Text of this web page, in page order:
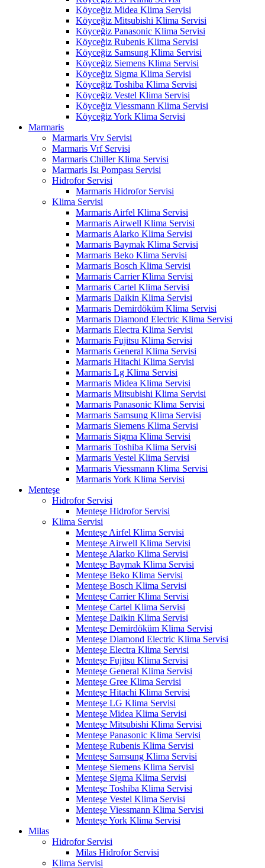
Köyceğiz Midea Klima Servisi
Köyceğiz Mitsubishi Klima Servisi
Köyceğiz Panasonic Klima Servisi
Köyceğiz Rubenis Klima Servisi
Köyceğiz Samsung Klima Servisi
Köyceğiz Siemens Klima Servisi
Köyceğiz Sigma Klima Servisi
Köyceğiz Toshiba Klima Servisi
Köyceğiz Vestel Klima Servisi
Köyceğiz Viessmann Klima Servisi
Köyceğiz York Klima Servisi
Marmaris
Marmaris Vrv Servisi
Marmaris Vrf Servisi
Marmaris Chiller Klima Servisi
Marmaris Isı Pompası Servisi
Hidrofor Servisi
Marmaris Hidrofor Servisi
Klima Servisi
Marmaris Airfel Klima Servisi
Marmaris Airwell Klima Servisi
Marmaris Alarko Klima Servisi
Marmaris Baymak Klima Servisi
Marmaris Beko Klima Servisi
Marmaris Bosch Klima Servisi
Marmaris Carrier Klima Servisi
Marmaris Cartel Klima Servisi
Marmaris Daikin Klima Servisi
Marmaris Demirdöküm Klima Servisi
Marmaris Diamond Electric Klima Servisi
Marmaris Electra Klima Servisi
Marmaris Fujitsu Klima Servisi
Marmaris General Klima Servisi
Marmaris Hitachi Klima Servisi
Marmaris Lg Klima Servisi
Marmaris Midea Klima Servisi
Marmaris Mitsubishi Klima Servisi
Marmaris Panasonic Klima Servisi
Marmaris Samsung Klima Servisi
Marmaris Siemens Klima Servisi
Marmaris Sigma Klima Servisi
Marmaris Toshiba Klima Servisi
Marmaris Vestel Klima Servisi
Marmaris Viessmann Klima Servisi
Marmaris York Klima Servisi
Menteşe
Hidrofor Servisi
Menteşe Hidrofor Servisi
Klima Servisi
Menteşe Airfel Klima Servisi
Menteşe Airwell Klima Servisi
Menteşe Alarko Klima Servisi
Menteşe Baymak Klima Servisi
Menteşe Beko Klima Servisi
Menteşe Bosch Klima Servisi
Menteşe Carrier Klima Servisi
Menteşe Cartel Klima Servisi
Menteşe Daikin Klima Servisi
Menteşe Demirdöküm Klima Servisi
Menteşe Diamond Electric Klima Servisi
Menteşe Electra Klima Servisi
Menteşe Fujitsu Klima Servisi
Menteşe General Klima Servisi
Menteşe Gree Klima Servisi
Menteşe Hitachi Klima Servisi
Menteşe LG Klima Servisi
Menteşe Midea Klima Servisi
Menteşe Mitsubishi Klima Servisi
Menteşe Panasonic Klima Servisi
Menteşe Rubenis Klima Servisi
Menteşe Samsung Klima Servisi
Menteşe Siemens Klima Servisi
Menteşe Sigma Klima Servisi
Menteşe Toshiba Klima Servisi
Menteşe Vestel Klima Servisi
Menteşe Viessmann Klima Servisi
Menteşe York Klima Servisi
Milas
Hidrofor Servisi
Milas Hidrofor Servisi
Klima Servisi